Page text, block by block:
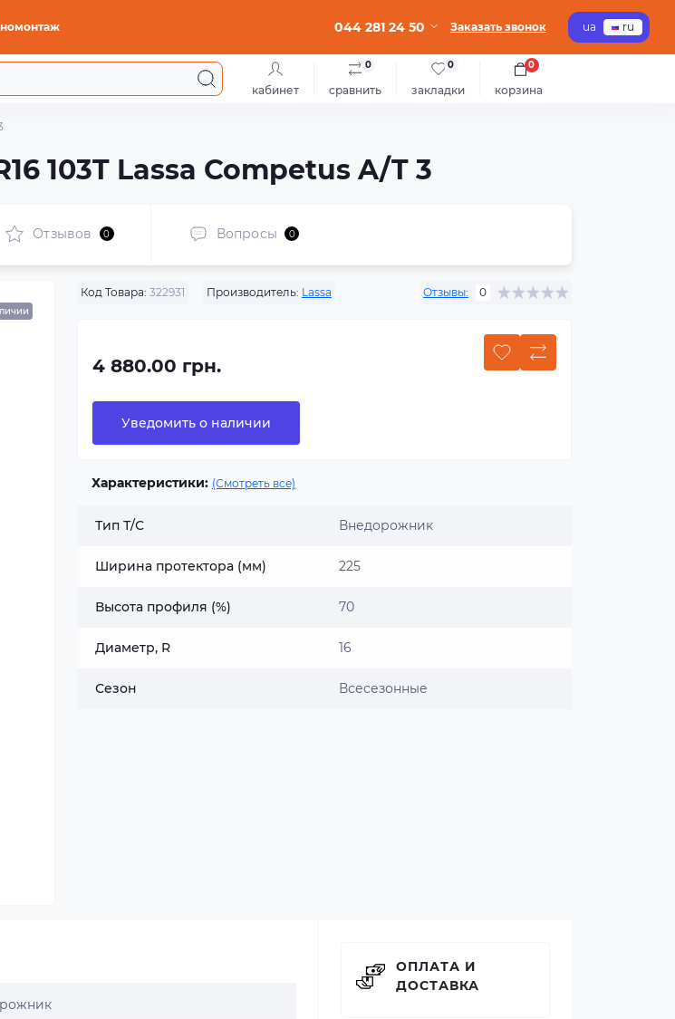
044 281 24 50 Заказать звонок ua ru
кабинет сравнить
0
закладки
0
корзина
0
103T Lassa Competus A/T 3
Отзывов 0 Вопросы 0
Код Товара: 322931 Производитель: Lassa Отзывы: 0
4 880.00 грн.
Уведомить о наличии
Характеристики: (Смотреть все)
Тип Т/С Внедорожник
Ширина протектора (мм) 225
Высота профиля (%) 70
Диаметр, R 16
Сезон Всесезонные
ОПЛАТА И
ДОСТАВКА